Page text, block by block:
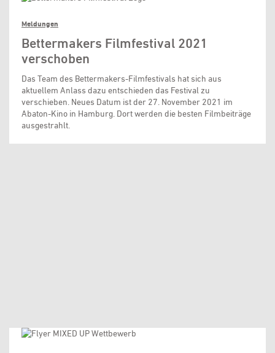
Meldungen
Bettermakers Filmfestival 2021
verschoben
Das Team des Bettermakers-Filmfestivals hat sich aus
aktuellem Anlass dazu entschieden das Festival zu
verschieben. Neues Datum ist der 27. November 2021 im
Abaton-Kino in Hamburg. Dort werden die besten Filmbeiträge
ausgestrahlt.